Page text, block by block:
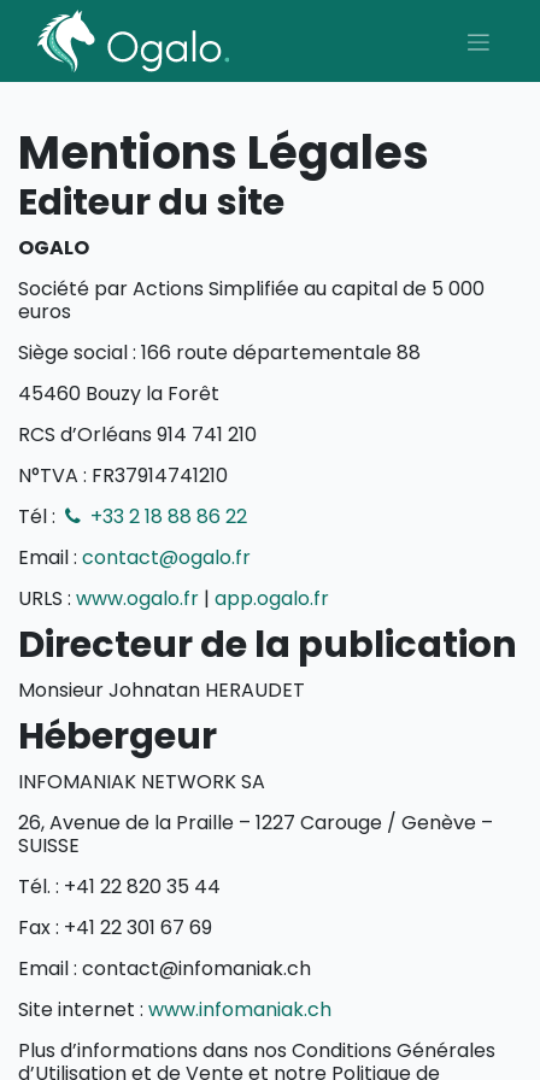
Mentions Légales
Editeur du site
OGALO
Société par Actions Simplifiée au capital de 5 000
euros
Siège social : 166 route départementale 88
45460 Bouzy la Forêt
RCS d’Orléans 914 741 210
N°TVA : FR37914741210
Tél :
+33 2 18 88 86 22​
Email : contact@ogalo.fr
URLS : www.ogalo.fr | app.ogalo.fr
Directeur de la publication
Monsieur Johnatan HERAUDET
Hébergeur
INFOMANIAK NETWORK SA
26, Avenue de la Praille – 1227 Carouge / Genève –
SUISSE
Tél. : +41 22 820 35 44
Fax : +41 22 301 67 69
Email : contact@infomaniak.ch
Site internet : www.infomaniak.ch
Plus d’informations dans nos Conditions Générales
d’Utilisation et de Vente et notre Politique de